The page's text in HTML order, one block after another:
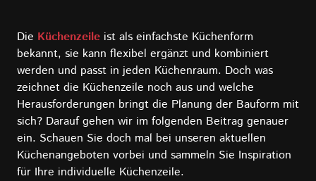
Die Küchenzeile ist als einfachste Küchenform
bekannt, sie kann flexibel ergänzt und kombiniert
werden und passt in jeden Küchenraum. Doch was
zeichnet die Küchenzeile noch aus und welche
Herausforderungen bringt die Planung der Bauform mit
sich? Darauf gehen wir im folgenden Beitrag genauer
ein. Schauen Sie doch mal bei unseren aktuellen
Küchenangeboten vorbei und sammeln Sie Inspiration
für Ihre individuelle Küchenzeile.